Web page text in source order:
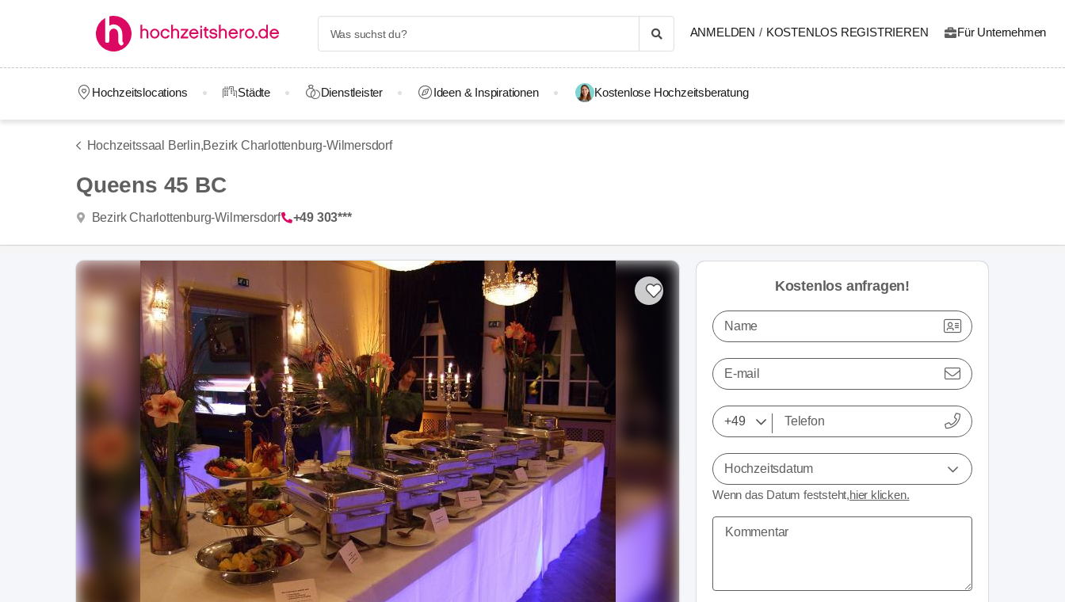
ANMELDEN / KOSTENLOS REGISTRIEREN Für Unternehmen
Hochzeitslocations Städte Dienstleister Ideen & Inspirationen Kostenlose Hochzeitsberatung
Hochzeitssaal Berlin,Bezirk Charlottenburg-Wilmersdorf
Queens 45 BC
Bezirk Charlottenburg-Wilmersdorf +49 303***
Kostenlos anfragen!
Name
E-mail
Hochzeitsdatum
Wenn das Datum feststeht,hier klicken.